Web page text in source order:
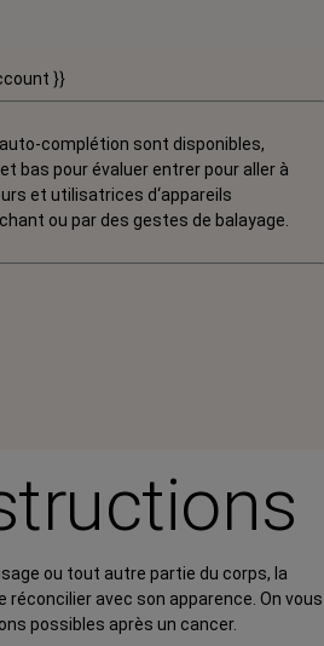
}}
complétion sont disponibles,
bas pour évaluer entrer pour aller à
et utilisatrices d‘appareils
ou par des gestes de balayage.
ou tout autre partie du corps, la
avec son apparence. On vous
possibles après un cancer.